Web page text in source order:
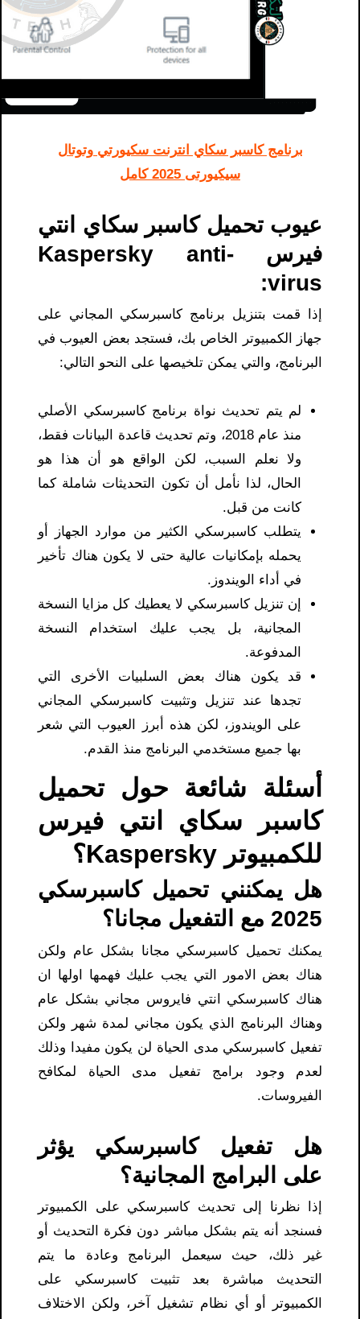
برنامج كاسبر سكاي انترنت سكيورتي وتوتال
سيكيورتى 2025 كامل
عيوب تحميل كاسبر سكاي انتي
فيرس Kaspersky anti-
virus:
إذا قمت بتنزيل برنامج كاسبرسكي المجاني على
جهاز الكمبيوتر الخاص بك، فستجد بعض العيوب في
البرنامج، والتي يمكن تلخيصها على النحو التالي:
لم يتم تحديث نواة برنامج كاسبرسكي الأصلي
منذ عام 2018، وتم تحديث قاعدة البيانات فقط،
ولا نعلم السبب، لكن الواقع هو أن هذا هو
الحال، لذا نأمل أن تكون التحديثات شاملة كما
كانت من قبل.
يتطلب كاسبرسكي الكثير من موارد الجهاز أو
يحمله بإمكانيات عالية حتى لا يكون هناك تأخير
في أداء الويندوز.
إن تنزيل كاسبرسكي لا يعطيك كل مزايا النسخة
المجانية، بل يجب عليك استخدام النسخة
المدفوعة.
قد يكون هناك بعض السلبيات الأخرى التي
تجدها عند تنزيل وتثبيت كاسبرسكي المجاني
على الويندوز، لكن هذه أبرز العيوب التي شعر
بها جميع مستخدمي البرنامج منذ القدم.
أسئلة شائعة حول تحميل
كاسبر سكاي انتي فيرس
للكمبيوتر Kaspersky؟
هل يمكنني تحميل كاسبرسكي
2025 مع التفعيل مجانا؟
يمكنك تحميل كاسبرسكي مجانا بشكل عام ولكن
هناك بعض الامور التي يجب عليك فهمها اولها ان
هناك كاسبرسكي انتي فايروس مجاني بشكل عام
وهناك البرنامج الذي يكون مجاني لمدة شهر ولكن
تفعيل كاسبرسكي مدى الحياة لن يكون مفيدا وذلك
لعدم وجود برامج تفعيل مدى الحياة لمكافح
الفيروسات.
هل تفعيل كاسبرسكي يؤثر
على البرامج المجانية؟
إذا نظرنا إلى تحديث كاسبرسكي على الكمبيوتر
فسنجد أنه يتم بشكل مباشر دون فكرة التحديث أو
غير ذلك، حيث سيعمل البرنامج وعادة ما يتم
التحديث مباشرة بعد تثبيت كاسبرسكي على
الكمبيوتر أو أي نظام تشغيل آخر، ولكن الاختلاف